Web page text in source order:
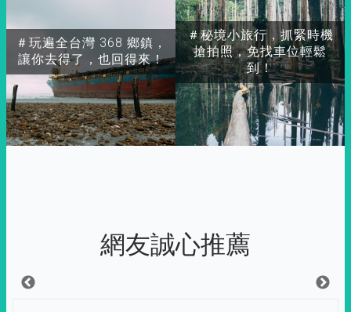
＃玩遍全台灣 368 鄉鎮，
讓你去得了，也回得來！
＃秘境小旅行，抓緊時機
搶拍照，免找車位輕鬆
到！
網友誠心推薦